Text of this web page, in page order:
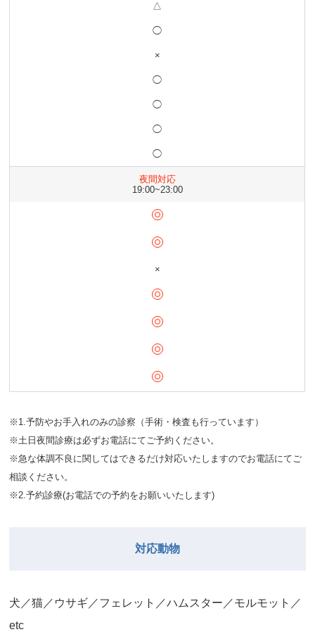
△
◯
×
◯
◯
◯
◯
夜間対応
19:00~23:00
×
※1.予防やお手入れのみの診察（手術・検査も行っています）
※土日夜間診療は必ずお電話にてご予約ください。
※急な体調不良に関してはできるだけ対応いたしますのでお電話にてご
相談ください。
※2.予約診療(お電話での予約をお願いいたします)
対応動物
⽝／猫／ウサギ／フェレット／ハムスター／モルモット／
etc